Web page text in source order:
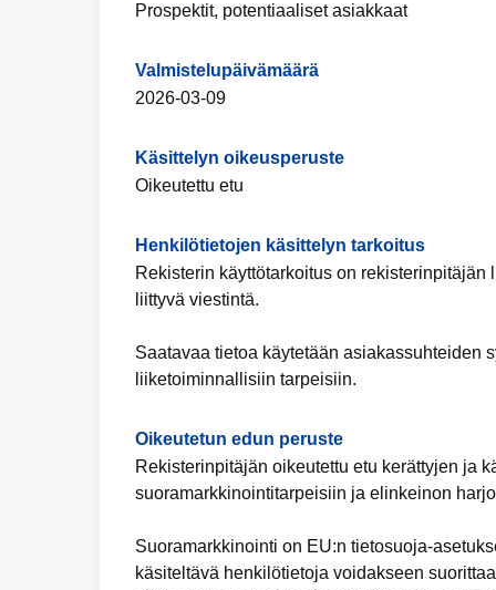
Prospektit, potentiaaliset asiakkaat
Valmistelupäivämäärä
2026-03-09
Käsittelyn oikeusperuste
Oikeutettu etu
Henkilötietojen käsittelyn tarkoitus
Rekisterin käyttötarkoitus on
liittyvä viestintä.
Saatavaa tietoa käytetään asiakassuhteiden
liiketoiminnallisiin tarpeisiin.
Oikeutetun edun peruste
Rekisterinpitäjän oikeutettu etu kerättyjen ja
suoramarkkinointitarpeisiin ja elinkeinon
Suoramarkkinointi on EU:n tietosuoja-
käsiteltävä henkilötietoja voidakseen